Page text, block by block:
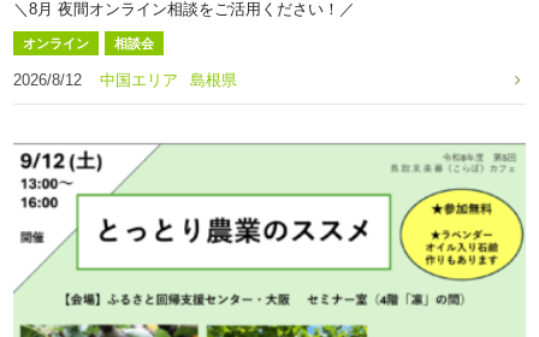
＼8月 夜間オンライン相談をご活用ください！／
オンライン 相談会
2026/8/12 中国エリア 島根県